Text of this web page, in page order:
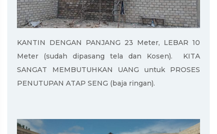
KANTIN DENGAN PANJANG 23 Meter, LEBAR 10
Meter (sudah dipasang tela dan Kosen). KITA
SANGAT MEMBUTUHKAN UANG untuk PROSES
PENUTUPAN ATAP SENG (baja ringan).